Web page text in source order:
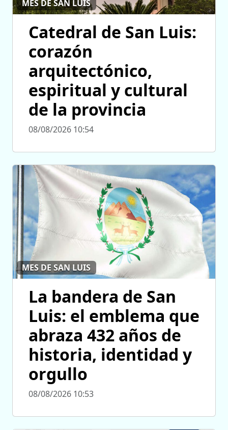
MES DE SAN LUIS
Catedral de San Luis:
corazón
arquitectónico,
espiritual y cultural
de la provincia
08/08/2026 10:54
MES DE SAN LUIS
La bandera de San
Luis: el emblema que
abraza 432 años de
historia, identidad y
orgullo
08/08/2026 10:53